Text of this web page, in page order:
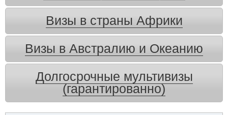
Визы в страны Африки
Визы в Австралию и Океанию
Долгосрочные мультивизы
(гарантированно)